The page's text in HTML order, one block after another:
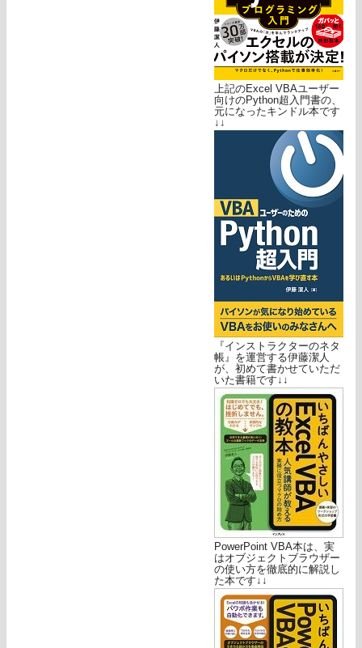
上記のExcel VBAユーザー
向けのPython超入門書の、
元になったキンドル本です
↓↓
『インストラクターのネタ
帳』を運営する伊藤潔人
が、初めて書かせていただ
いた書籍です↓↓
PowerPoint VBA本は、実
はオブジェクトブラウザー
の使い方を徹底的に解説し
た本です↓↓